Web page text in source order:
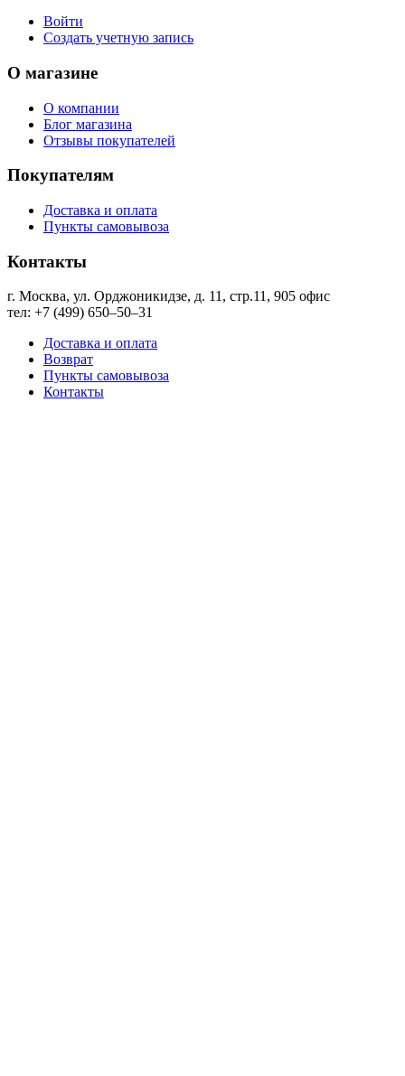
Войти
Создать учетную запись
О магазине
О компании
Блог магазина
Отзывы покупателей
Покупателям
Доставка и оплата
Пункты самовывоза
Контакты
г. Москва, ул. Орджоникидзе, д. 11, стр.11, ​905 офис
тел: +7 (499) 650‒50‒31
Доставка и оплата
Возврат
Пункты самовывоза
Контакты